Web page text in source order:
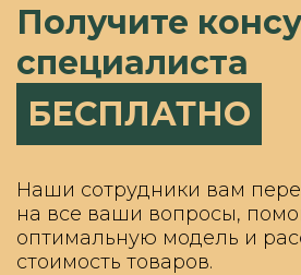
Получите
специалиста
БЕСПЛАТНО
Наши сотрудники вам
на все ваши вопросы,
оптимальную модель и
стоимость товаров.